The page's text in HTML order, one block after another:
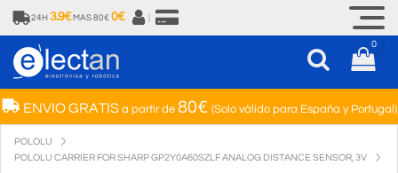
24H 3.9€ MAS 80€ 0€
0
ENVIO GRATISa partir de 80€ (Solo válido para España y Portugal)
POLOLU
POLOLU CARRIER FOR SHARP GP2Y0A60SZLF ANALOG DISTANCE SENSOR, 3V